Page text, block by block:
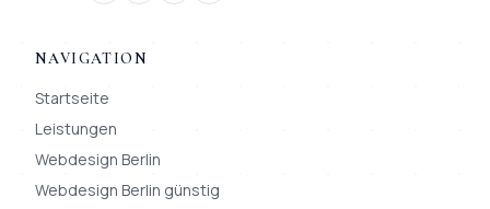
NAVIGATION
Startseite
Leistungen
Webdesign Berlin
Webdesign Berlin günstig